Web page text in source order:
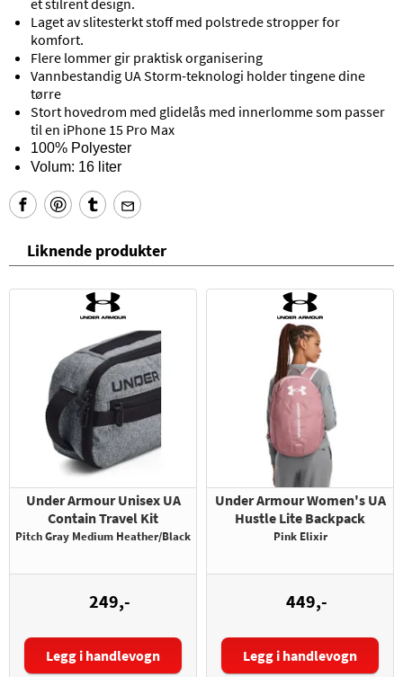
et stilrent design.
Laget av slitesterkt stoff med polstrede stropper for
komfort.
Flere lommer gir praktisk organisering
Vannbestandig UA Storm-teknologi holder tingene dine
tørre
Stort hovedrom med glidelås med innerlomme som passer
til en iPhone 15 Pro Max
100% Polyester
Volum: 16 liter
Liknende produkter
Under Armour Unisex UA
Contain Travel Kit
Pitch Gray Medium Heather/Black
249,-
Legg i handlevogn
Under Armour Women's UA
Hustle Lite Backpack
Pink Elixir
449,-
Legg i handlevogn